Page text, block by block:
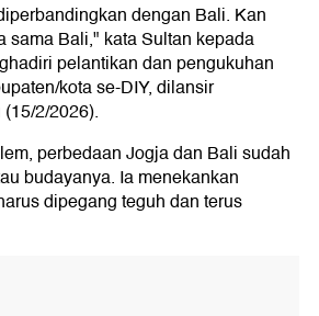
dengan Bali. Kan
sama Bali," kata Sultan kepada
pelantikan dan pengukuhan
kota se-DIY, dilansir
2/2026).
perbedaan Jogja dan Bali sudah
budayanya. Ia menekankan
dipegang teguh dan terus